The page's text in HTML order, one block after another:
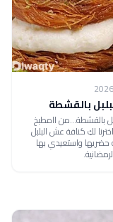
بالقشطة
بالقشطة...من اامطبخ
لكِ كنافة عش البلبل
حضريها واستعيدي بها